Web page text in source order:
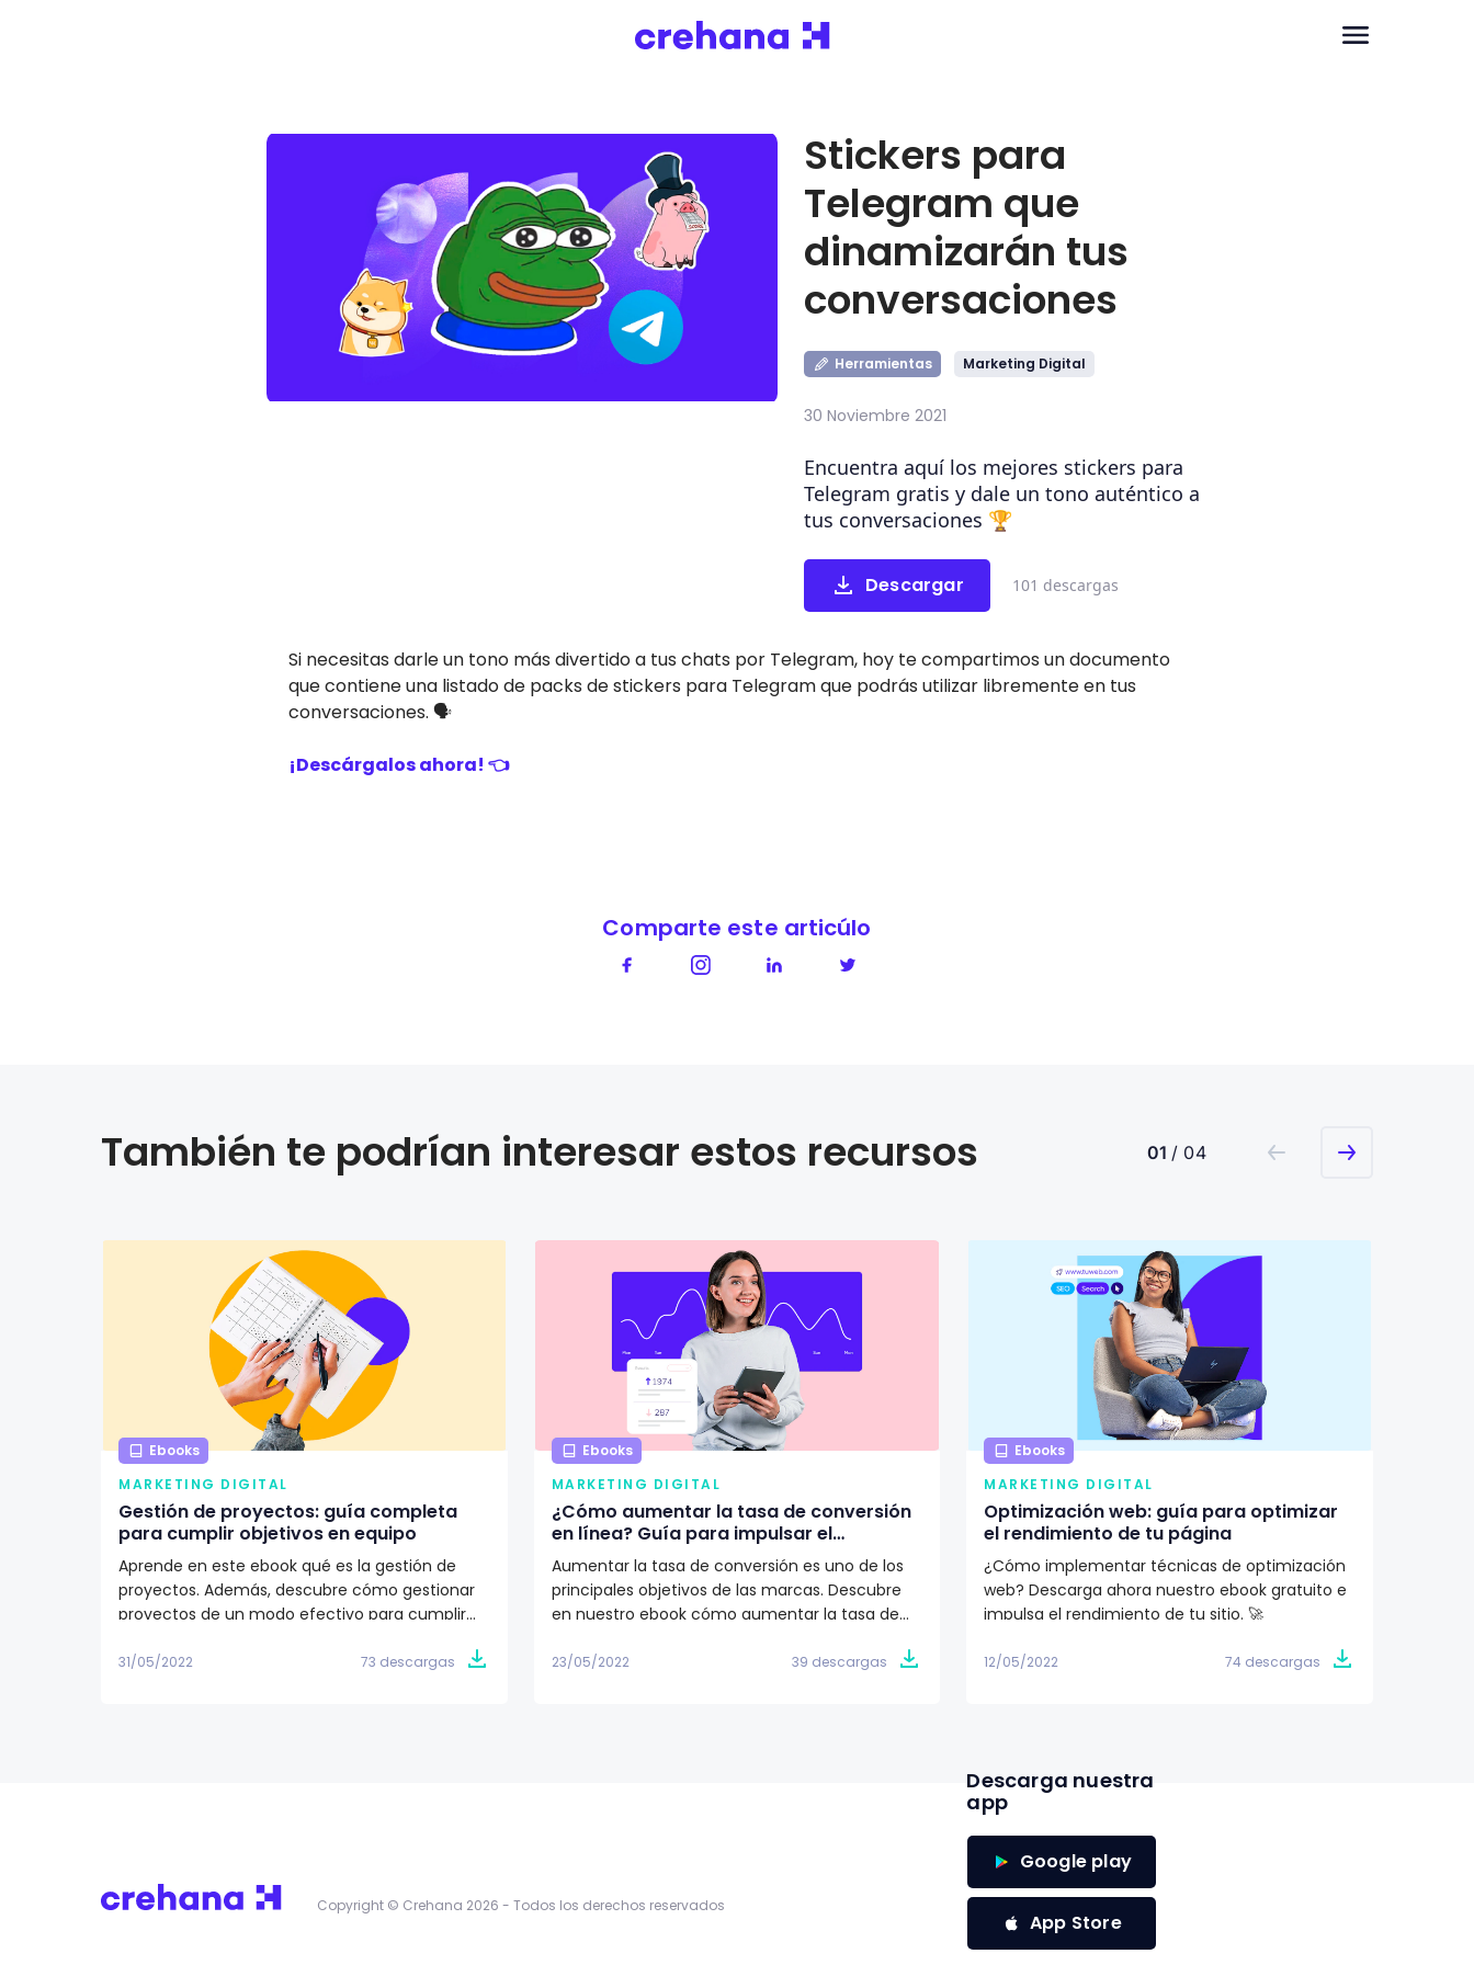
Stickers para
Telegram que
dinamizarán tus
conversaciones
Herramientas Marketing Digital
30 Noviembre 2021
Encuentra aquí los mejores stickers para
Telegram gratis y dale un tono auténtico a
tus conversaciones 🏆
Descargar 101 descargas
Si necesitas darle un tono más divertido a tus chats por Telegram, hoy te compartimos un documento
que contiene una listado de packs de stickers para Telegram que podrás utilizar libremente en tus
conversaciones. 🗣️
¡Descárgalos ahora! 👈
Comparte este articúlo
También te podrían interesar estos recursos 01 / 04
Ebooks
MARKETING DIGITAL
Gestión de proyectos: guía completa
para cumplir objetivos en equipo
Aprende en este ebook qué es la gestión de
proyectos. Además, descubre cómo gestionar
proyectos de un modo efectivo para cumplir
31/05/2022 73 descargas
Ebooks
MARKETING DIGITAL
¿Cómo aumentar la tasa de conversión
en línea? Guía para impulsar el
crecimiento de tu marca
Aumentar la tasa de conversión es uno de los
principales objetivos de las marcas. Descubre
en nuestro ebook cómo aumentar la tasa de
23/05/2022 39 descargas
Ebooks
MARKETING DIGITAL
Optimización web: guía para optimizar
el rendimiento de tu página
¿Cómo implementar técnicas de optimización
web? Descarga ahora nuestro ebook gratuito e
impulsa el rendimiento de tu sitio. 🚀
12/05/2022 74 descargas
Copyright © Crehana 2026 - Todos los derechos reservados
Descarga nuestra
app
Google play
App Store